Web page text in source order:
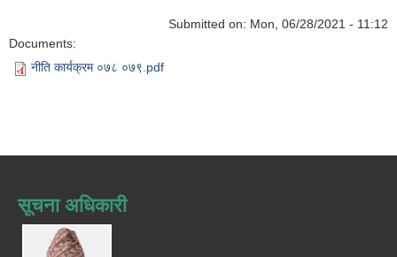
Submitted on: Mon, 06/28/2021 - 11:12
Documents:
नीति कार्यक्रम ०७८ ०७९.pdf
सूचना अधिकारी